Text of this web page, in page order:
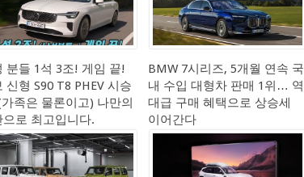
분들 1석 3조! 게임 끝!
신형 S90 T8 PHEV 시승
족은 물론이고) 나만의
으로 최고입니다.
BMW 7시리즈, 5개월 연속 국
내 수입 대형차 판매 1위… 역
대급 구매 혜택으로 상승세
이어간다